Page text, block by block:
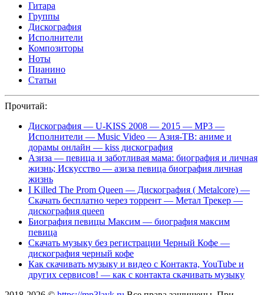
Гитара
Группы
Дискография
Исполнители
Композиторы
Ноты
Пианино
Статьи
Прочитай:
Дискография — U-KISS 2008 — 2015 — MP3 —
Исполнители — Music Video — Азия-ТВ: аниме и
дорамы онлайн — kiss дискография
Азиза — певица и заботливая мама: биография и личная
жизнь; Искусство — азиза певица биография личная
жизнь
I Killed The Prom Queen — Дискография ( Metalcore) —
Скачать бесплатно через торрент — Метал Трекер —
дискография queen
Биография певицы Максим — биография максим
певица
Скачать музыку без регистрации Черный Кофе —
дискография черный кофе
Как скачивать музыку и видео с Контакта, YouTube и
других сервисов! — как с контакта скачивать музыку